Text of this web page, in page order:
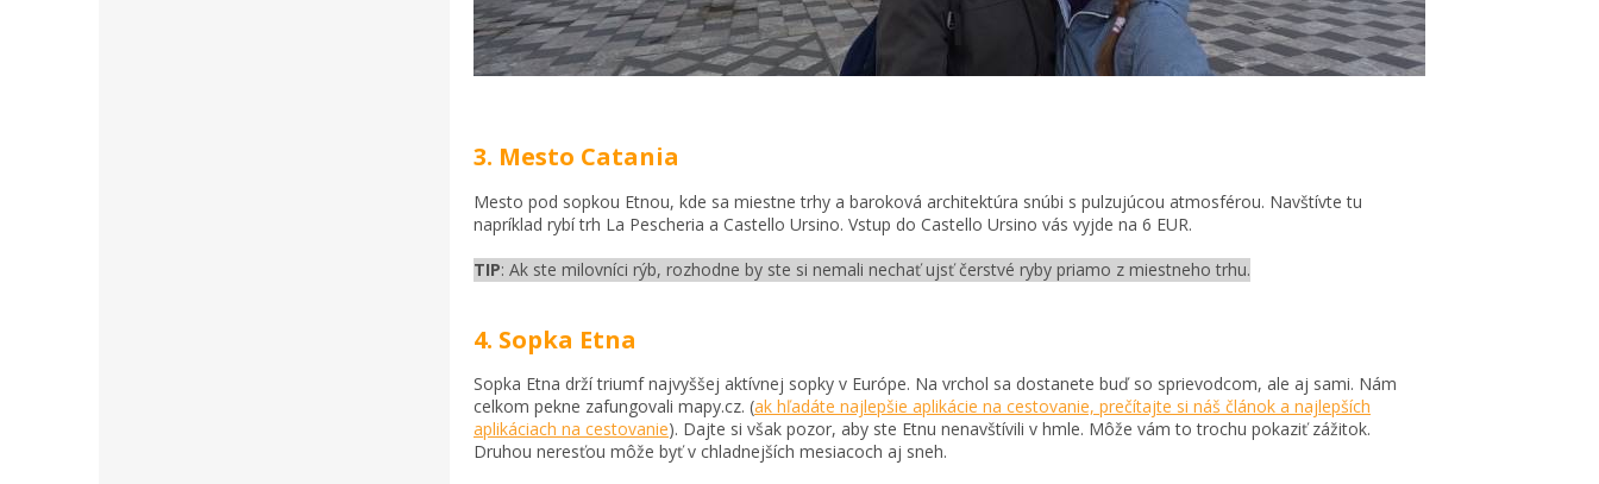
3. Mesto Catania
Mesto pod sopkou Etnou, kde sa miestne trhy a baroková architektúra snúbi s pulzujúcou atmosférou. Navštívte tu
napríklad rybí trh La Pescheria a Castello Ursino. Vstup do Castello Ursino vás vyjde na 6 EUR.
TIP: Ak ste milovníci rýb, rozhodne by ste si nemali nechať ujsť čerstvé ryby priamo z miestneho trhu.
4. Sopka Etna
Sopka Etna drží triumf najvyššej aktívnej sopky v Európe. Na vrchol sa dostanete buď so sprievodcom, ale aj sami. Nám
celkom pekne zafungovali mapy.cz. (ak hľadáte najlepšie aplikácie na cestovanie, prečítajte si náš článok a najlepších
aplikáciach na cestovanie). Dajte si však pozor, aby ste Etnu nenavštívili v hmle. Môže vám to trochu pokaziť zážitok.
Druhou neresťou môže byť v chladnejších mesiacoch aj sneh.